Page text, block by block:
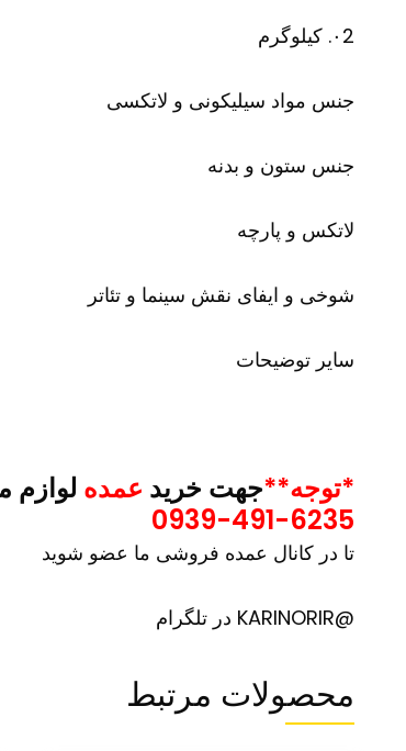
۰2. کیلوگرم
جنس مواد سیلیکونی و لاتکسی
جنس ستون و بدنه
لاتکس و پارچه
شوخی و ایفای نقش سینما و تئاتر
سایر توضیحات
*توجه**جهت خرید عمده لوازم
0939-491-6235
تا در کانال عمده فروشی ما عضو شوید
@KARINORIR در تلگرام
محصولات مرتبط